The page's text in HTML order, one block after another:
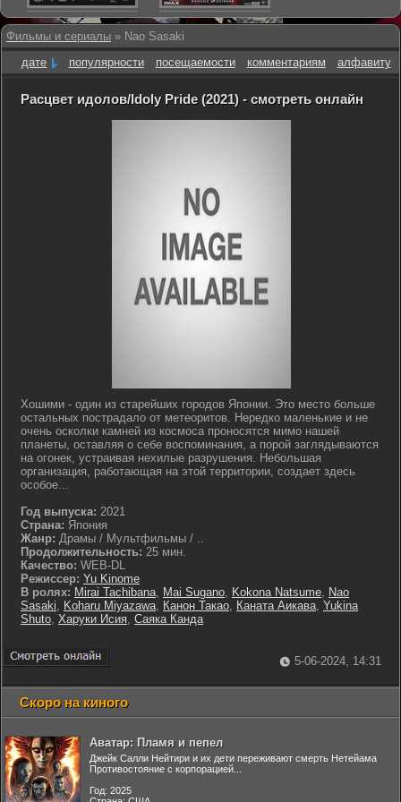
Фильмы и сериалы » Nao Sasaki
дате
популярности посещаемости комментариям алфавиту
Расцвет идолов/Idoly Pride (2021) - смотреть онлайн
Хошими - один из старейших городов Японии. Это место больше
остальных пострадало от метеоритов. Нередко маленькие и не
очень осколки камней из космоса проносятся мимо нашей
планеты, оставляя о себе воспоминания, а порой заглядываются
на огонек, устраивая нехилые разрушения. Небольшая
организация, работающая на этой территории, создает здесь
особое...
Год выпуска: 2021
Страна: Япония
Жанр: Драмы / Мультфильмы / ..
Продолжительность: 25 мин.
Качество: WEB-DL
Режиссер: Yu Kinome
В ролях: Mirai Tachibana, Mai Sugano, Kokona Natsume, Nao
Sasaki, Koharu Miyazawa, Канон Такао, Каната Аикава, Yukina
Shuto, Харуки Исия, Саяка Канда
5-06-2024, 14:31
Скоро на киного
Аватар: Пламя и пепел
Джейк Салли Нейтири и их дети переживают смерть Нетейама
Противостояние с корпорацией...
Год: 2025